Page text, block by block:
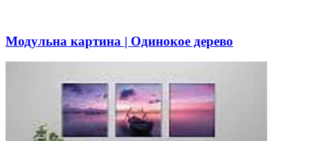
Модульна картина | Одинокое дерево